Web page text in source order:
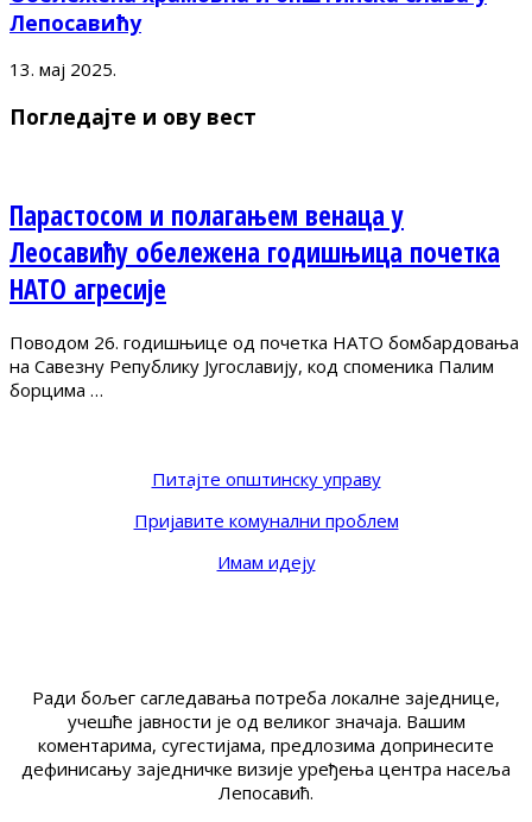
Лепосавићу
13. мај 2025.
Погледајте и ову вест
Парастосом и полагањем венаца у
Леосавићу обележена годишњица почетка
НАТО агресије
Поводом 26. годишњице од почетка НАТО бомбардовања
на Савезну Републику Југославију, код споменика Палим
борцима …
Питајте општинску управу
Пријавите комунални проблем
Имам идеју
Ради бољег сагледавања потреба локалне заједнице,
учешће јавности је од великог значаја. Вашим
коментарима, сугестијама, предлозима допринесите
дефинисању заједничке визије уређења центра насеља
Лепосавић.